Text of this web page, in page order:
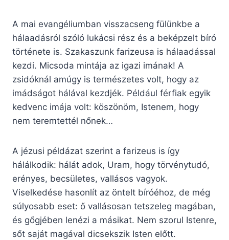
A mai evangéliumban visszacseng fülünkbe a
hálaadásról szóló lukácsi rész és a beképzelt bíró
története is. Szakaszunk farizeusa is hálaadással
kezdi. Micsoda mintája az igazi imának! A
zsidóknál amúgy is természetes volt, hogy az
imádságot hálával kezdjék. Például férfiak egyik
kedvenc imája volt: köszönöm, Istenem, hogy
nem teremtettél nőnek…
A jézusi példázat szerint a farizeus is így
hálálkodik: hálát adok, Uram, hogy törvénytudó,
erényes, becsületes, vallásos vagyok.
Viselkedése hasonlít az öntelt bíróéhoz, de még
súlyosabb eset: ő vallásosan tetszeleg magában,
és gőgjében lenézi a másikat. Nem szorul Istenre,
sőt saját magával dicsekszik Isten előtt.